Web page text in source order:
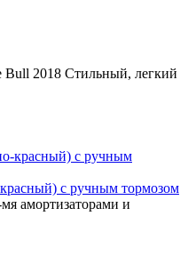
Bull 2018 Стильный, легкий
с ручным тормозом
амортизаторами и